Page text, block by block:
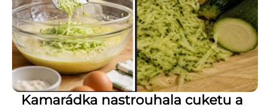
Kamarádka nastrouhala cuketu a